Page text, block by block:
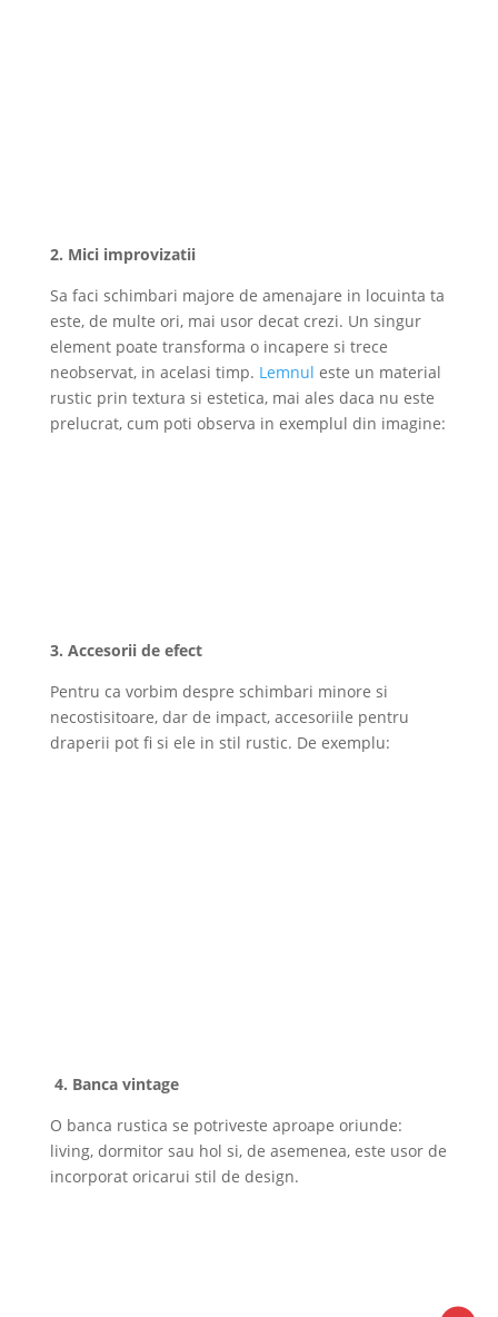
2. Mici improvizatii
Sa faci schimbari majore de amenajare in locuinta ta
este, de multe ori, mai usor decat crezi. Un singur
element poate transforma o incapere si trece
neobservat, in acelasi timp. Lemnul este un material
rustic prin textura si estetica, mai ales daca nu este
prelucrat, cum poti observa in exemplul din imagine:
3. Accesorii de efect
Pentru ca vorbim despre schimbari minore si
necostisitoare, dar de impact, accesoriile pentru
draperii pot fi si ele in stil rustic. De exemplu:
4. Banca vintage
O banca rustica se potriveste aproape oriunde:
living, dormitor sau hol si, de asemenea, este usor de
incorporat oricarui stil de design.